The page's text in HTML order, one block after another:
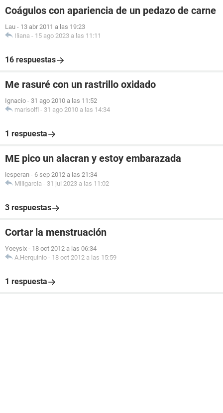
Coágulos con apariencia de un pedazo de carne
Lau - 13 abr 2011 a las 19:23
Iliana - 15 ago 2023 a las 11:11
16 respuestas
Me rasuré con un rastrillo oxidado
Ignacio - 31 ago 2010 a las 11:52
marisolfl - 31 ago 2010 a las 14:34
1 respuesta
ME pico un alacran y estoy embarazada
lesperan - 6 sep 2012 a las 21:34
Miligarcia - 31 jul 2023 a las 11:02
3 respuestas
Cortar la menstruación
Yoeysix - 18 oct 2012 a las 06:34
A.Herquinio - 18 oct 2012 a las 15:59
1 respuesta